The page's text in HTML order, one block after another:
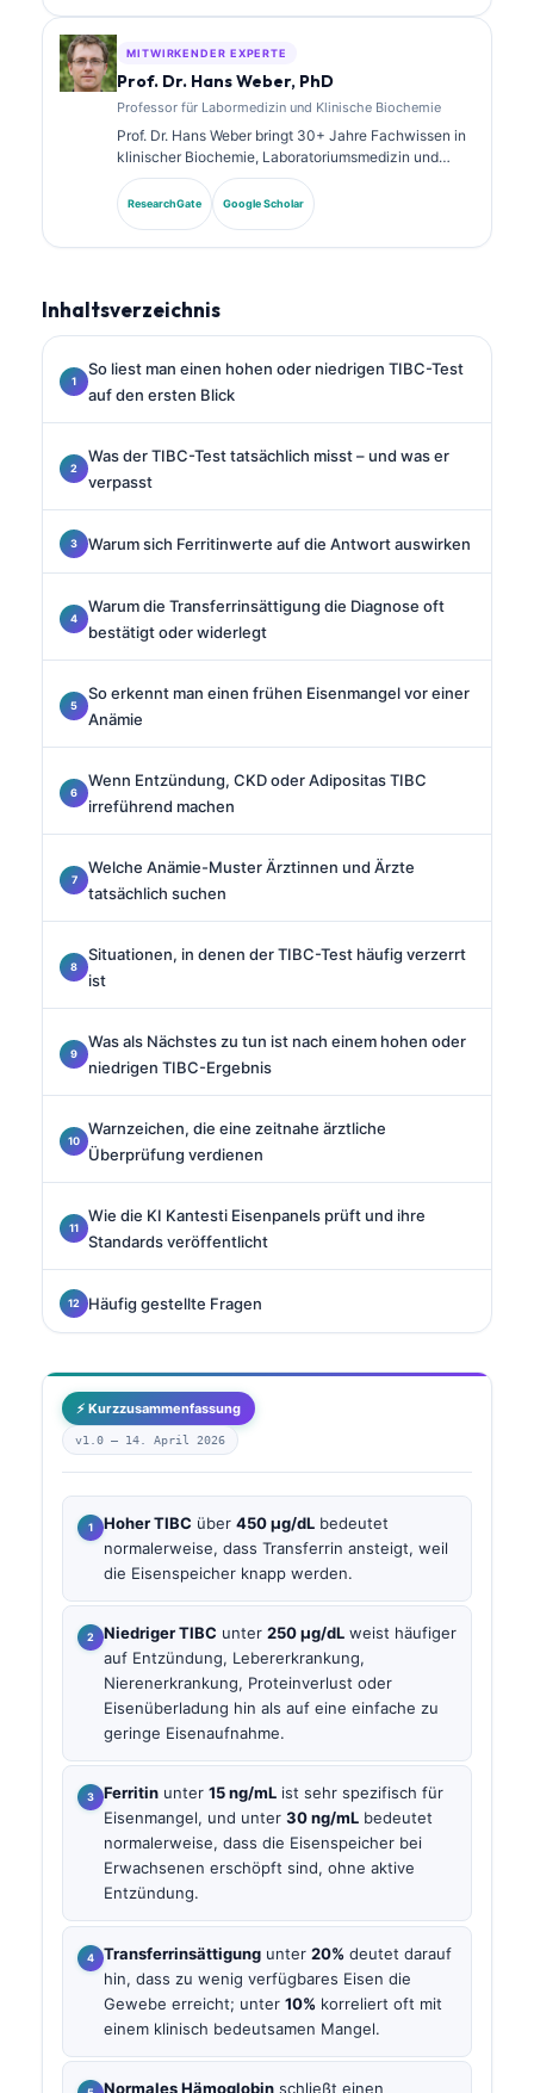
MITWIRKENDER EXPERTE
Prof. Dr. Hans Weber, PhD
Professor für Labormedizin und Klinische Biochemie
Prof. Dr. Hans Weber bringt 30+ Jahre Fachwissen in
klinischer Biochemie, Laboratoriumsmedizin und
Biomarkerforschung mit. Als ehemaliger Präsident der
Deutschen Gesellschaft für Klinische Chemie ist er
auf die Analyse diagnostischer Panels, die
ResearchGate Google Scholar
Inhaltsverzeichnis
So liest man einen hohen oder niedrigen TIBC-Test
auf den ersten Blick
Was der TIBC-Test tatsächlich misst – und was er
verpasst
Warum sich Ferritinwerte auf die Antwort auswirken
Warum die Transferrinsättigung die Diagnose oft
bestätigt oder widerlegt
So erkennt man einen frühen Eisenmangel vor einer
Anämie
Wenn Entzündung, CKD oder Adipositas TIBC
irreführend machen
Welche Anämie-Muster Ärztinnen und Ärzte
tatsächlich suchen
Situationen, in denen der TIBC-Test häufig verzerrt
ist
Was als Nächstes zu tun ist nach einem hohen oder
niedrigen TIBC-Ergebnis
Warnzeichen, die eine zeitnahe ärztliche
Überprüfung verdienen
Wie die KI Kantesti Eisenpanels prüft und ihre
Standards veröffentlicht
Häufig gestellte Fragen
⚡ Kurzzusammenfassung
v1.0 — 14. April 2026
Hoher TIBC über 450 µg/dL bedeutet
normalerweise, dass Transferrin ansteigt, weil
die Eisenspeicher knapp werden.
Niedriger TIBC unter 250 µg/dL weist häufiger
auf Entzündung, Lebererkrankung,
Nierenerkrankung, Proteinverlust oder
Eisenüberladung hin als auf eine einfache zu
geringe Eisenaufnahme.
Ferritin unter 15 ng/mL ist sehr spezifisch für
Eisenmangel, und unter 30 ng/mL bedeutet
normalerweise, dass die Eisenspeicher bei
Erwachsenen erschöpft sind, ohne aktive
Entzündung.
Transferrinsättigung unter 20% deutet darauf
hin, dass zu wenig verfügbares Eisen die
Gewebe erreicht; unter 10% korreliert oft mit
einem klinisch bedeutsamen Mangel.
Normales Hämoglobin schließt einen